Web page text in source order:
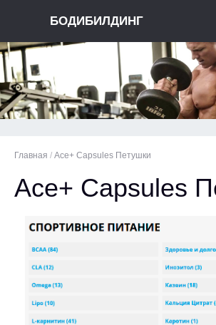
БОДИБИЛДИНГ
Главная / Ace+ Capsules Петушки
Ace+ Capsules